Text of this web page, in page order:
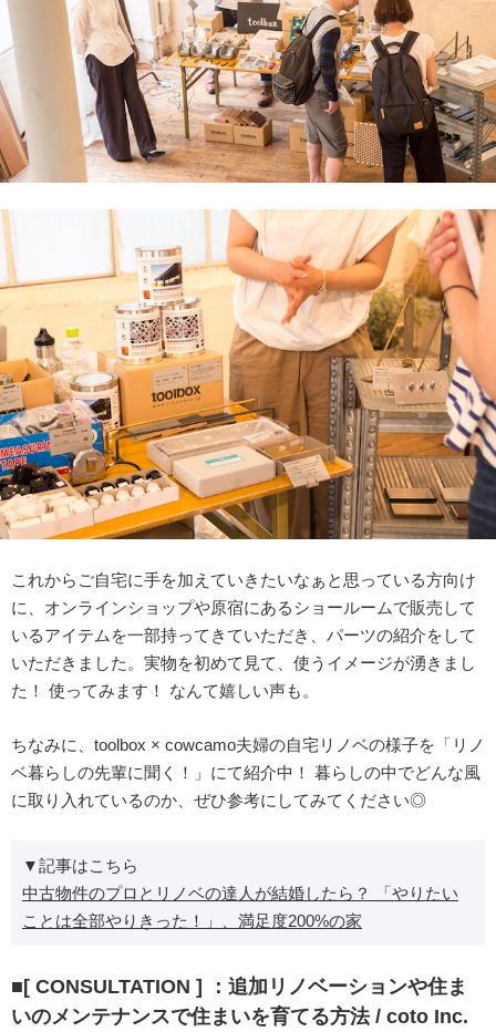
これからご自宅に手を加えていきたいなぁと思っている方向け
に、オンラインショップや原宿にあるショールームで販売して
いるアイテムを一部持ってきていただき、パーツの紹介をして
いただきました。実物を初めて見て、使うイメージが湧きまし
た！ 使ってみます！ なんて嬉しい声も。
ちなみに、toolbox × cowcamo夫婦の自宅リノベの様子を「リノ
ベ暮らしの先輩に聞く！」にて紹介中！ 暮らしの中でどんな風
に取り入れているのか、ぜひ参考にしてみてください◎
▼記事はこちら
中古物件のプロとリノベの達人が結婚したら？ 「やりたい
ことは全部やりきった！」、満足度200%の家
■[ CONSULTATION ] ：追加リノベーションや住ま
いのメンテナンスで住まいを育てる方法 / coto Inc.